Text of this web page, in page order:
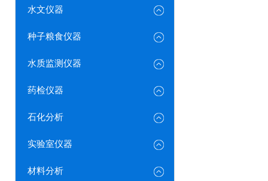
水文仪器
种子粮食仪器
水质监测仪器
药检仪器
石化分析
实验室仪器
材料分析